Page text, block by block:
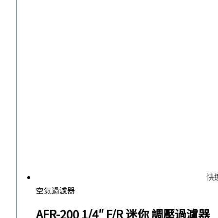
快
空氣過濾器
AFR-200 1/4″ F/R 迷你 調壓過濾器